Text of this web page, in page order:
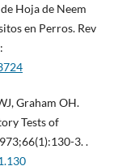
Hoja de Neem
en Perros. Rev
Graham OH.
Tests of
3. .